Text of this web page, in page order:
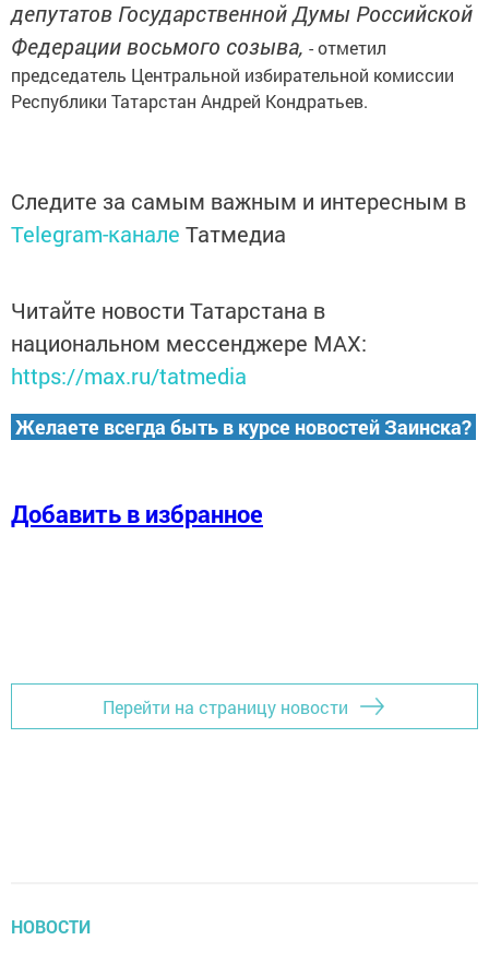
депутатов Государственной Думы Российской
Федерации восьмого созыва, - отметил
председатель Центральной избирательной комиссии
Республики Татарстан Андрей Кондратьев.
Следите за самым важным и интересным в
Telegram-канале Татмедиа
Читайте новости Татарстана в
национальном мессенджере MАХ:
https://max.ru/tatmedia
Желаете всегда быть в курсе новостей Заинска?
Добавить в избранное
Перейти на страницу новости
НОВОСТИ